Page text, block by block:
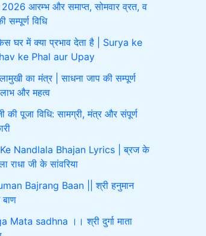
आरम्भ और समाप्त, सोमवार व्रत, व
सम्पूर्ण विधि
घर में क्या प्रभाव देता है | Surya ke
ke Phal aur Upay
का मंत्र | साधना जाप की सम्पूर्ण
लाभ और महत्व
की पूजा विधि: सामग्री, मंत्र और संपूर्ण
Nandlala Bhajan Lyrics | ब्रज के
राधा जी के सांवरिया
Bajrang Baan || श्री हनुमान
Mata sadhna ।। श्री दुर्गा माता